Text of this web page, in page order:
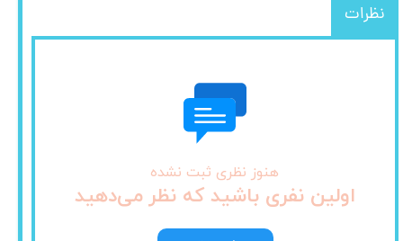
نظرات
هنوز نظری ثبت نشده
اولین نفری باشید که نظر می‌دهید